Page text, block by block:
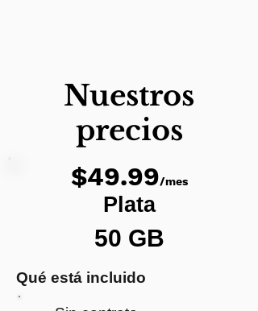
Nuestros
precios
$49.99/mes
Plata
50 GB
Qué está incluido